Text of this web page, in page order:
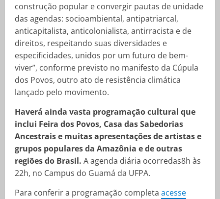
construção popular e convergir pautas de unidade
das agendas: socioambiental, antipatriarcal,
anticapitalista, anticolonialista, antirracista e de
direitos, respeitando suas diversidades e
especificidades, unidos por um futuro de bem-
viver”, conforme previsto no manifesto da Cúpula
dos Povos, outro ato de resistência climática
lançado pelo movimento.
Haverá ainda vasta programação cultural que
inclui Feira dos Povos, Casa das Sabedorias
Ancestrais e muitas apresentações de artistas e
grupos populares da Amazônia e de outras
regiões do Brasil. A agenda diária ocorredas8h às
22h, no Campus do Guamá da UFPA.
Para conferir a programação completa acesse